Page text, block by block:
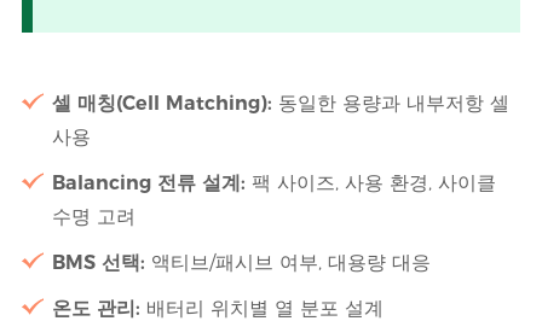
셀 매칭(Cell Matching): 동일한 용량과 내부저항 셀
사용
Balancing 전류 설계: 팩 사이즈, 사용 환경, 사이클
수명 고려
BMS 선택: 액티브/패시브 여부, 대용량 대응
온도 관리: 배터리 위치별 열 분포 설계